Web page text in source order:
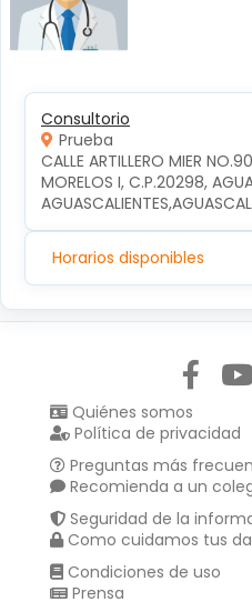
Consultorio
Prueba
CALLE ARTILLERO MIER
MORELOS I, C.P.20298,
Horarios disponibles
Quiénes somos
Política de privacidad
Preguntas más
Recomienda a un
Seguridad de la
Como cuidamos tus
Condiciones de uso
Prensa